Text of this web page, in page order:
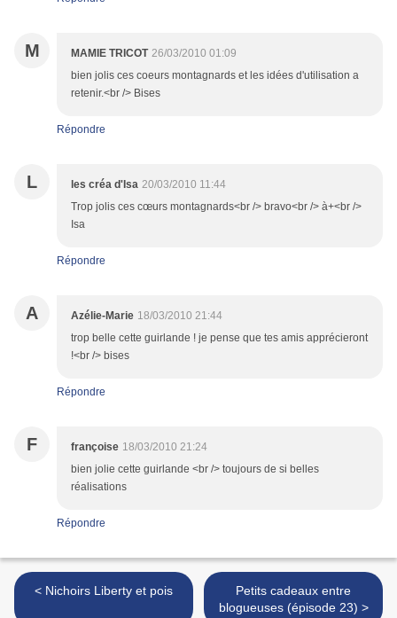
M MAMIE TRICOT 26/03/2010 01:09
bien jolis ces coeurs montagnards et les idées d'utilisation a
retenir.<br /> Bises
Répondre
L les créa d'Isa 20/03/2010 11:44
Trop jolis ces cœurs montagnards<br /> bravo<br /> à+<br />
Isa
Répondre
A Azélie-Marie 18/03/2010 21:44
trop belle cette guirlande ! je pense que tes amis apprécieront
!<br /> bises
Répondre
F françoise 18/03/2010 21:24
bien jolie cette guirlande <br /> toujours de si belles
réalisations
Répondre
< Nichoirs Liberty et pois
Petits cadeaux entre
blogueuses (épisode 23) >